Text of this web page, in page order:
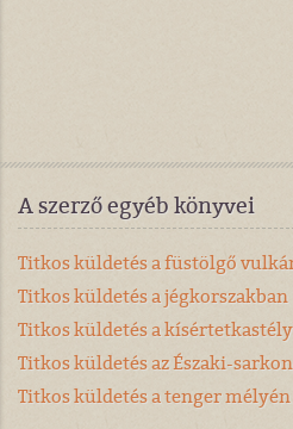
A szerző egyéb könyvei
Titkos küldetés a füstölgő
Titkos küldetés a jégkorszakban
Titkos küldetés a
Titkos küldetés az Északi-sarkon
Titkos küldetés a tenger mélyén